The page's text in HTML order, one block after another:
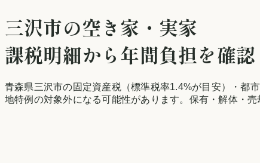
三沢市の空き家・実家
課税明細から年間負担を確認
青森県三沢市の固定資産税（標準税率1.4%が目安）
・都
地特例の対象外になる可能性があります。保有・解体・売